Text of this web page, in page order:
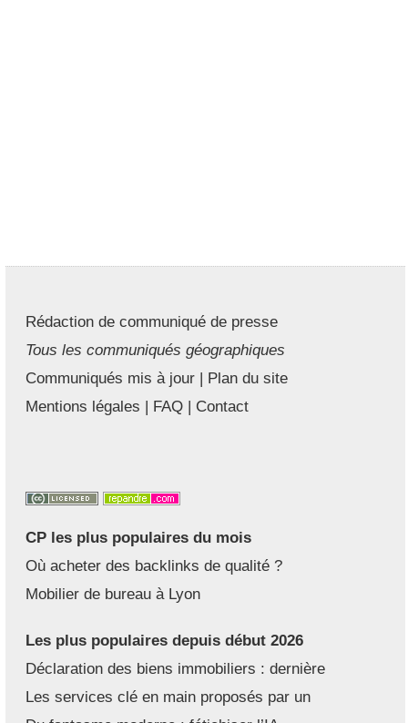
Rédaction de communiqué de presse
Tous les communiqués géographiques
Communiqués mis à jour | Plan du site
Mentions légales | FAQ | Contact
CP les plus populaires du mois
Où acheter des backlinks de qualité ?
Mobilier de bureau à Lyon
Les plus populaires depuis début 2026
Déclaration des biens immobiliers : dernière
Les services clé en main proposés par un